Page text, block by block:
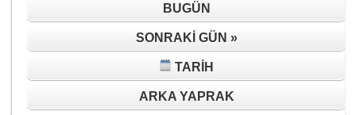
BUGÜN
SONRAKI GÜN »
TARIH
ARKA YAPRAK